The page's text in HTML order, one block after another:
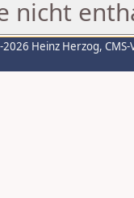
nicht
Heinz Herzog,